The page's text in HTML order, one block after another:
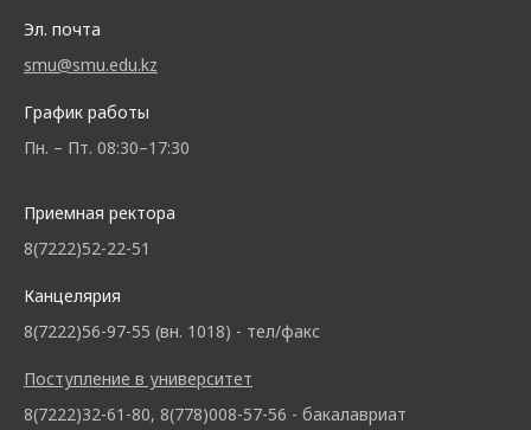
Эл. почта
smu@smu.edu.kz
График работы
Пн. – Пт. 08:30–17:30
Приемная ректора
8(7222)52-22-51
Канцелярия
8(7222)56-97-55 (вн. 1018) - тел/факс
Поступление в университет
8(7222)32-61-80, 8(778)008-57-56 - бакалавриат